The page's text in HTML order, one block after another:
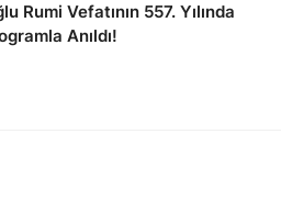
Rumi Vefatının 557. Yılında
Anıldı!